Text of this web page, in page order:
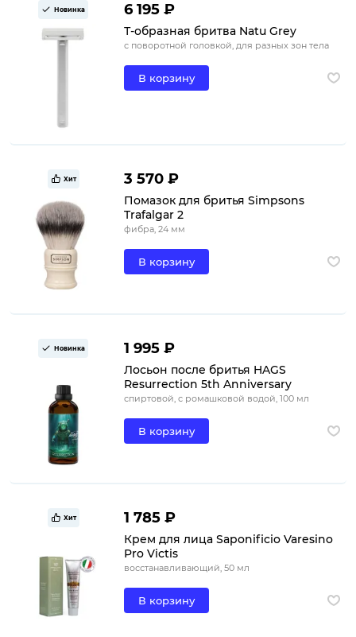
Новинка 6 195 ₽
Т-образная бритва Natu Grey
с поворотной головкой, для разных зон тела
В корзину
Хит 3 570 ₽
Помазок для бритья Simpsons
Trafalgar 2
фибра, 24 мм
В корзину
Новинка 1 995 ₽
Лосьон после бритья HAGS
Resurrection 5th Anniversary
спиртовой, с ромашковой водой, 100 мл
В корзину
Хит 1 785 ₽
Крем для лица Saponificio Varesino
Pro Victis
восстанавливающий, 50 мл
В корзину